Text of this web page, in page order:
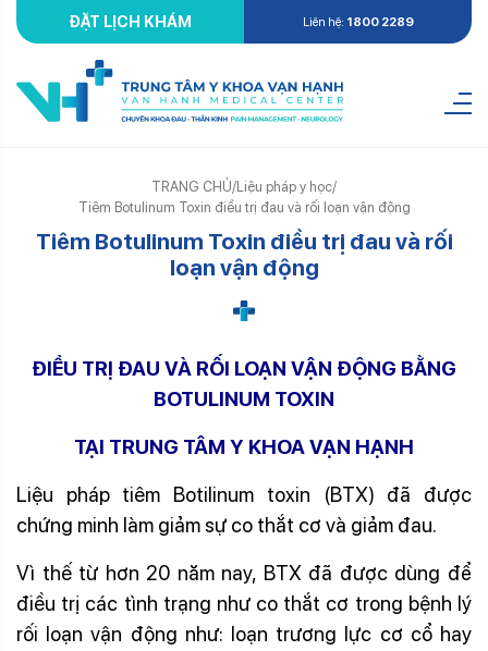
ĐẶT LỊCH KHÁM Liên hệ: 1800 2289
TRANG CHỦ/ Liệu pháp y học/
Tiêm Botulinum Toxin điều trị đau và rối loạn vận động
Tiêm Botulinum Toxin điều trị đau và rối
loạn vận động
ĐIỀU TRỊ ĐAU VÀ RỐI LOẠN VẬN ĐỘNG BẰNG
BOTULINUM TOXIN
TẠI TRUNG TÂM Y KHOA VẠN HẠNH
Liệu pháp tiêm Botilinum toxin (BTX) đã được
chứng minh làm giảm sự co thắt cơ và giảm đau.
Vì thế từ hơn 20 năm nay, BTX đã được dùng để
điều trị các tình trạng như co thắt cơ trong bệnh lý
rối loạn vận động như: loạn trương lực cơ cổ hay